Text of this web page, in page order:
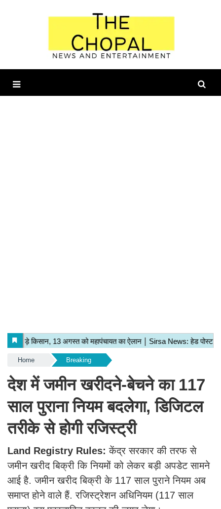
Home Breaking
देश में जमीन खरीदने-बेचने का 117
साल पुराना नियम बदलेगा, डिजिटल
तरीके से होगी रजिस्ट्री
Land Registry Rules:केंद्र सरकार की तरफ से
जमीन खरीद बिक्री कि नियमों को लेकर बड़ी अपडेट सामने
आई है. जमीन खरीद बिक्री के 117 साल पुराने नियम अब
समाप्त होने वाले हैं. रजिस्ट्रेशन अधिनियम (117 साल